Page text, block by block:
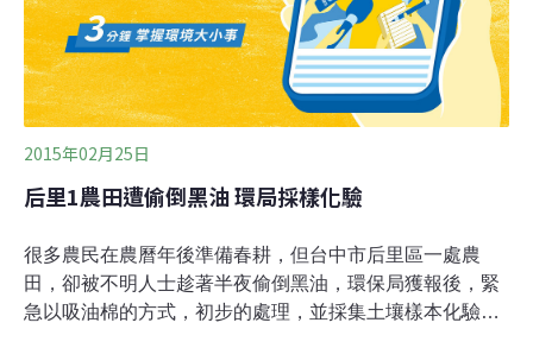
2015年02月25日
后里1農田遭偷倒黑油 環局採樣化驗
很多農民在農曆年後準備春耕，但台中市后里區一處農
田，卻被不明人士趁著半夜偷倒黑油，環保局獲報後，緊
急以吸油棉的方式，初步的處理，並採集土壤樣本化驗，